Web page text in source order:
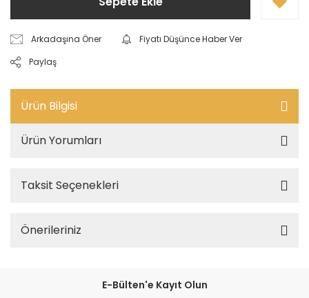
Arkadaşına Öner
Fiyatı Düşünce Haber Ver
Paylaş
Ürün Bilgisi
Ürün Yorumları
Taksit Seçenekleri
Önerileriniz
E-Bülten'e Kayıt Olun